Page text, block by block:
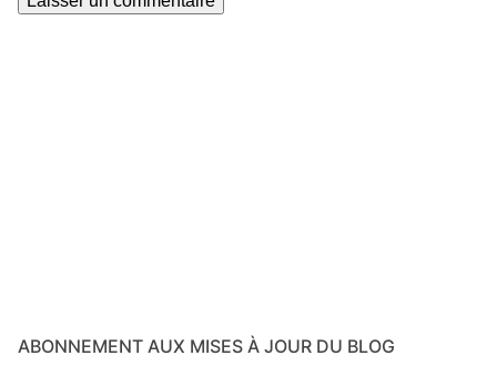
ABONNEMENT AUX MISES À JOUR DU BLOG